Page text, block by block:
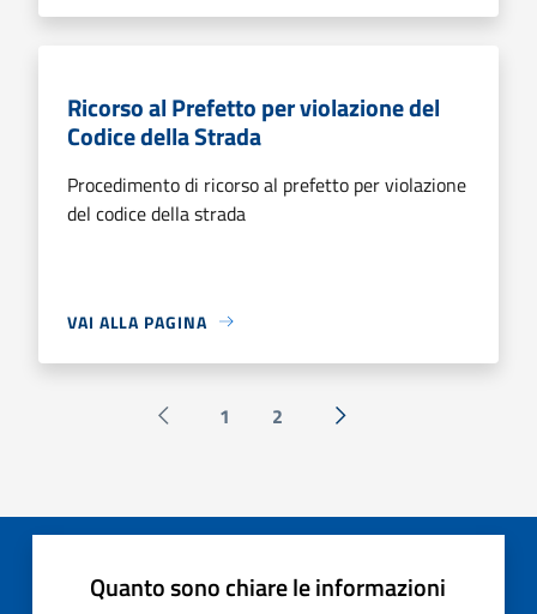
Ricorso al Prefetto per violazione del
Codice della Strada
Procedimento di ricorso al prefetto per violazione
del codice della strada
VAI ALLA PAGINA
Pagina precedente
1 2 Successiva »
Quanto sono chiare le informazioni